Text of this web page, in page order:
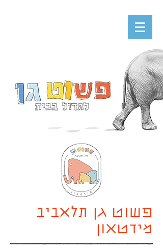
פשוט גן תלאביב
מידטאון